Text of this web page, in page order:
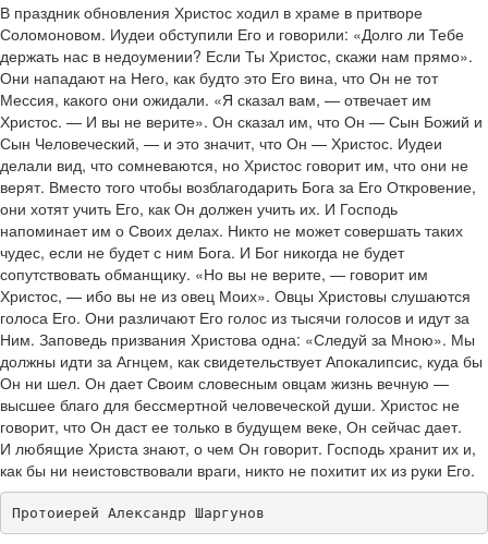
В праздник обновления Христос ходил в храме в притворе
Соломоновом. Иудеи обступили Его и говорили: «Долго ли Тебе
держать нас в недоумении? Если Ты Христос, скажи нам прямо».
Они нападают на Него, как будто это Его вина, что Он не тот
Мессия, какого они ожидали. «Я сказал вам, — отвечает им
Христос. — И вы не верите». Он сказал им, что Он — Сын Божий и
Сын Человеческий, — и это значит, что Он — Христос. Иудеи
делали вид, что сомневаются, но Христос говорит им, что они не
верят. Вместо того чтобы возблагодарить Бога за Его Откровение,
они хотят учить Его, как Он должен учить их. И Господь
напоминает им о Своих делах. Никто не может совершать таких
чудес, если не будет с ним Бога. И Бог никогда не будет
сопутствовать обманщику. «Но вы не верите, — говорит им
Христос, — ибо вы не из овец Моих». Овцы Христовы слушаются
голоса Его. Они различают Его голос из тысячи голосов и идут за
Ним. Заповедь призвания Христова одна: «Следуй за Мною». Мы
должны идти за Агнцем, как свидетельствует Апокалипсис, куда бы
Он ни шел. Он дает Своим словесным овцам жизнь вечную —
высшее благо для бессмертной человеческой души. Христос не
говорит, что Он даст ее только в будущем веке, Он сейчас дает.
И любящие Христа знают, о чем Он говорит. Господь хранит их и,
как бы ни неистовствовали враги, никто не похитит их из руки Его.
Протоиерей Александр Шаргунов